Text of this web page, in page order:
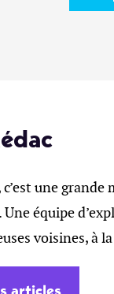
c’est une
Une équipe
voisines, à